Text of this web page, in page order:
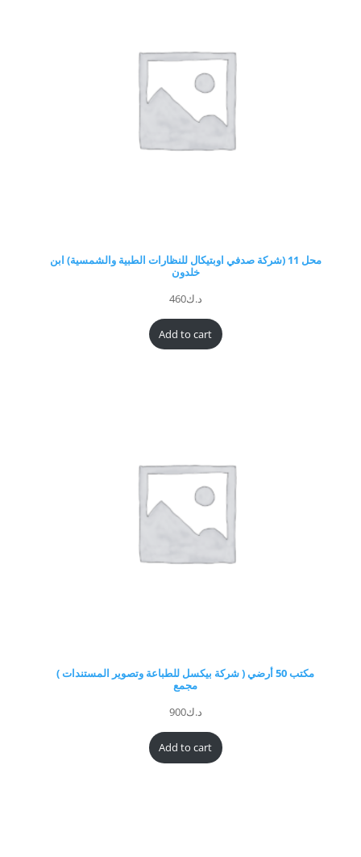
محل 11 (شركة صدفي اوبتيكال للنظارات الطبية والشمسية) ابن
خلدون
د.ك460
Add to cart
مكتب 50 أرضي ( شركة بيكسل للطباعة وتصوير المستندات )
مجمع
د.ك900
Add to cart